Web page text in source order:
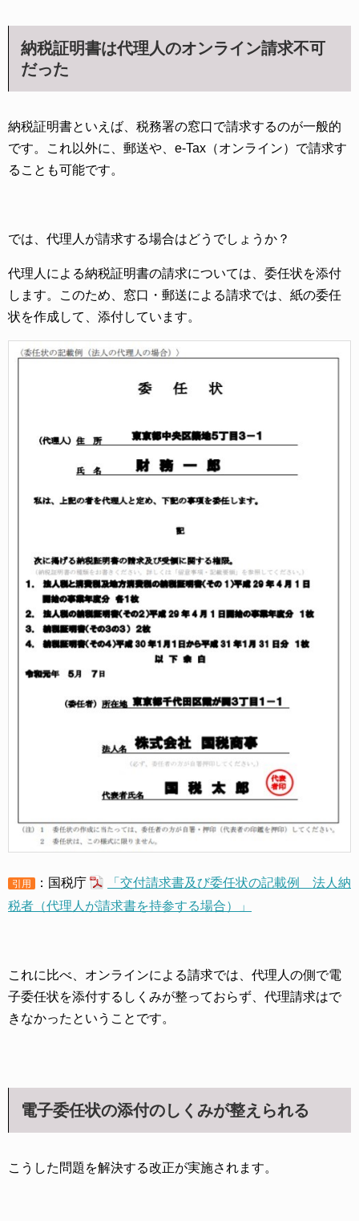
納税証明書は代理人のオンライン請求不可
だった
納税証明書といえば、税務署の窓口で請求するのが一般的
です。これ以外に、郵送や、e-Tax（オンライン）で請求す
ることも可能です。
では、代理人が請求する場合はどうでしょうか？
代理人による納税証明書の請求については、委任状を添付
します。このため、窓口・郵送による請求では、紙の委任
状を作成して、添付しています。
引用 ：国税庁
「交付請求書及び委任状の記載例 法人納
税者（代理人が請求書を持参する場合）」
これに比べ、オンラインによる請求では、代理人の側で電
子委任状を添付するしくみが整っておらず、代理請求はで
きなかったということです。
電子委任状の添付のしくみが整えられる
こうした問題を解決する改正が実施されます。